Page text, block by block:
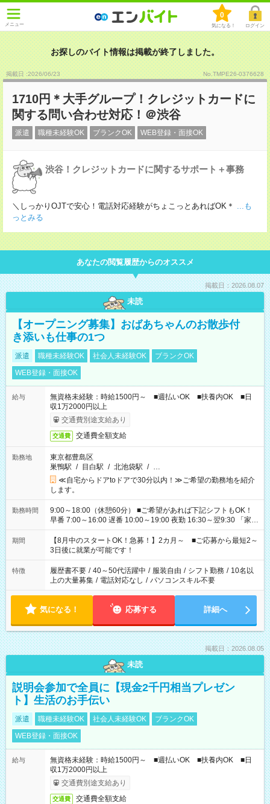
メニュー
0
気になる！ ログイン
お探しのバイト情報は掲載が終了しました。
掲載日 :2026/06/23 No.TMPE26-0376628
1710円＊大手グループ！クレジットカードに
関する問い合わせ対応！＠渋谷
派遣 職種未経験OK ブランクOK WEB登録・面接OK
渋谷！クレジットカードに関するサポート＋事務
＼しっかりOJTで安心！電話対応経験がちょこっとあればOK＊ ...も
っとみる
あなたの閲覧履歴からのオススメ
掲載日：2026.08.07
未読
【オープニング募集】おばあちゃんのお散歩付
き添いも仕事の1つ
派遣 職種未経験OK 社会人未経験OK
ブランクOK
WEB登録・面接OK
給与
無資格未経験：時給1500円～ ■週払いOK ■扶養内OK ■日
収1万2000円以上
交通費別途支給あり
交通費 交通費全額支給
勤務地
東京都豊島区
巣鴨駅 / 目白駅 / 北池袋駅 / …
≪自宅からドアtoドアで30分以内！≫ご希望の勤務地を紹介
します。
勤務時間
9:00～18:00（休憩60分） ■ご希望があれば下記シフトもOK！
早番 7:00～16:00 遅番 10:00～19:00 夜勤 16:30～翌9:30 「家族
と休みを合わせたい」 「余裕を持って夕飯の準備がしたい」
「できれば残業はしたくない」 など、ご希望を教えてください
ね。 ※Wワーク希望の方へ 今ご覧のお仕事で希望する勤務時間
と、もう1つのお仕事の勤務時間。 合計で週40時間を超える場
合は応募できません。
期間
【8月中のスタートOK！急募！】2カ月～ ■ご応募から最短2～
3日後に就業が可能です！
特徴 履歴書不要 / 40～50代活躍中 / 服装自由 / シフト勤務 / 10名以
上の大量募集 / 電話対応なし / パソコンスキル不要
気になる！ 応募する 詳細へ
掲載日：2026.08.05
未読
説明会参加で全員に【現金2千円相当プレゼン
ト】生活のお手伝い
派遣 職種未経験OK 社会人未経験OK
ブランクOK
WEB登録・面接OK
給与
無資格未経験：時給1500円～ ■週払いOK ■扶養内OK ■日
収1万2000円以上
交通費別途支給あり
交通費 交通費全額支給